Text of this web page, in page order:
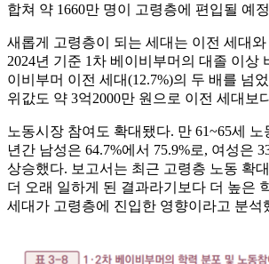
합쳐 약 1660만 명이 고령층에 편입될 예
새롭게 고령층이 되는 세대는 이전 세대
2024년 기준 1차 베이비부머의 대졸 이상
이비부머 이전 세대(12.7%)의 두 배를 넘
위값도 약 3억2000만 원으로 이전 세대보
노동시장 참여도 확대됐다. 만 61~65세
년간 남성은 64.7%에서 75.9%로, 여성은
상승했다. 보고서는 최근 고령층 노동 확
더 오래 일하게 된 결과라기보다 더 높은
세대가 고령층에 진입한 영향이라고 분석